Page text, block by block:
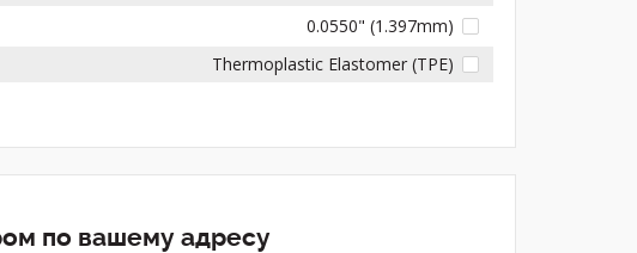
0.0550" (1.397mm)
Thermoplastic Elastomer (TPE)
по вашему адресу